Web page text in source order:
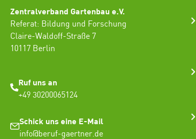
Zentralverband Gartenbau e.V.
Referat: Bildung und Forschung
Claire-Waldoff-Straße 7
10117 Berlin
Ruf uns an
+49 30200065124
Schick uns eine E-Mail
info@beruf-gaertner.de